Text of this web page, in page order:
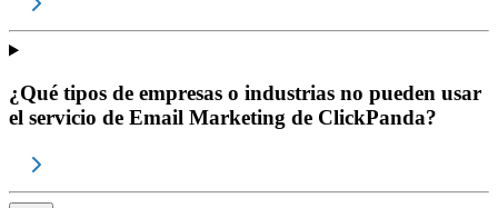
¿Qué tipos de empresas o industrias no pueden usar
el servicio de Email Marketing de ClickPanda?